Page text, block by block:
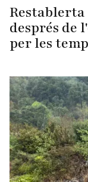
Restablerta
després de
per les